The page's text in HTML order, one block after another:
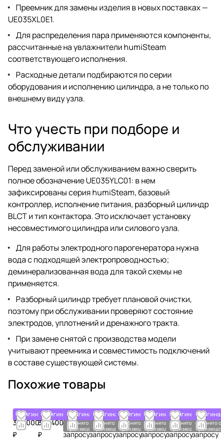
Преемник для замены изделия в новых поставках —
UE035XL0E1.
Для распределения пара применяются компоненты,
рассчитанные на увлажнители humiSteam
соответствующего исполнения.
Расходные детали подбираются по серии
оборудования и исполнению цилиндра, а не только по
внешнему виду узла.
Что учесть при подборе и
обслуживании
Перед заменой или обслуживанием важно сверить
полное обозначение UE035YLC01: в нем
зафиксированы серия humiSteam, базовый
контроллер, исполнение питания, разборный цилиндр
BLCT и тип контактора. Это исключает установку
несовместимого цилиндра или силового узла.
Для работы электродного парогенератора нужна
вода с подходящей электропроводностью;
деминерализованная вода для такой схемы не
применяется.
Разборный цилиндр требует плановой очистки,
поэтому при обслуживании проверяют состояние
электродов, уплотнений и дренажного тракта.
При замене снятой с производства модели
учитывают преемника и совместимость подключений
в составе существующей системы.
Похожие товары
Оригинал
379 000
₽
Оригинал
372 400
₽
Оригинал
Снято с
производства
По
запросу
Оригинал
Снято с
производства
По
запросу
Оригинал
Снято с
производства
По
запросу
Оригинал
Снято с
производства
По
запросу
Оригинал
Снято с
производства
По
запросу
Снято с
По
запросу